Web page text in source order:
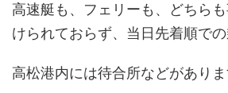
高速艇も、フェリーも、どちら
けられておらず、当日先着順での
高松港内には待合所などがありま